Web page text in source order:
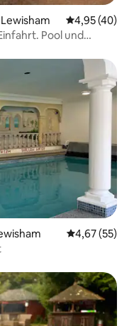
4,95 (40)
Pool und
4,67 (55)